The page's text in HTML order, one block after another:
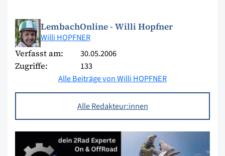
LembachOnline - Willi Hopfner
Willi HOPFNER
Verfasst am: 30.05.2006
Zugriffe:
133
Alle Beiträge von Willi HOPFNER
Alle Redakteur:innen